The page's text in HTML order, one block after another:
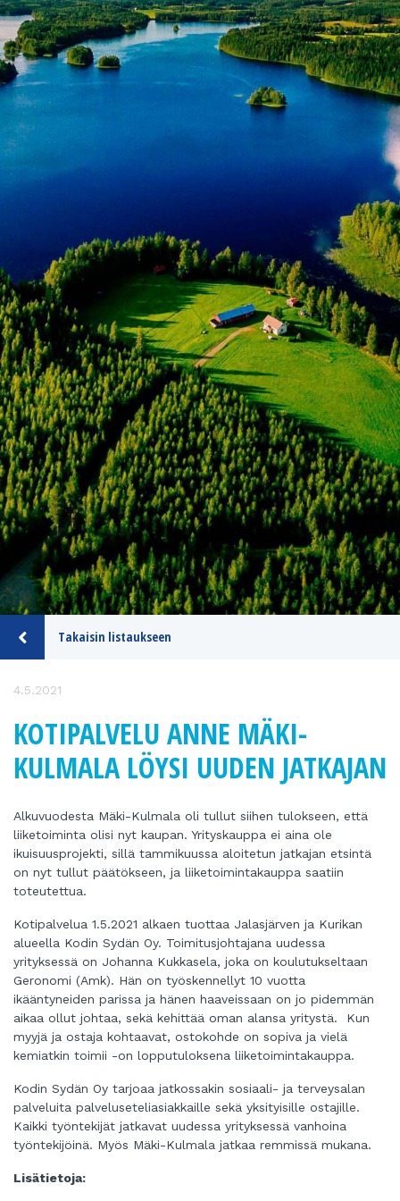
Takaisin listaukseen
4.5.2021
KOTIPALVELU ANNE MÄKI-
KULMALA LÖYSI UUDEN JATKAJAN
Alkuvuodesta Mäki-Kulmala oli tullut siihen tulokseen, että
liiketoiminta olisi nyt kaupan. Yrityskauppa ei aina ole
ikuisuusprojekti, sillä tammikuussa aloitetun jatkajan etsintä
on nyt tullut päätökseen, ja liiketoimintakauppa saatiin
toteutettua.
Kotipalvelua 1.5.2021 alkaen tuottaa Jalasjärven ja Kurikan
alueella Kodin Sydän Oy. Toimitusjohtajana uudessa
yrityksessä on Johanna Kukkasela, joka on koulutukseltaan
Geronomi (Amk). Hän on työskennellyt 10 vuotta
ikääntyneiden parissa ja hänen haaveissaan on jo pidemmän
aikaa ollut johtaa, sekä kehittää oman alansa yritystä. Kun
myyjä ja ostaja kohtaavat, ostokohde on sopiva ja vielä
kemiatkin toimii -on lopputuloksena liiketoimintakauppa.
Kodin Sydän Oy tarjoaa jatkossakin sosiaali- ja terveysalan
palveluita palveluseteliasiakkaille sekä yksityisille ostajille.
Kaikki työntekijät jatkavat uudessa yrityksessä vanhoina
työntekijöinä. Myös Mäki-Kulmala jatkaa remmissä mukana.
Lisätietoja: